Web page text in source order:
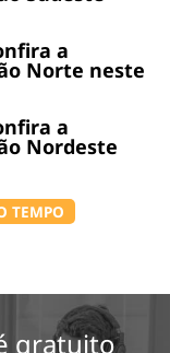
a
Norte neste
a
Nordeste
TEMPO
gratuito